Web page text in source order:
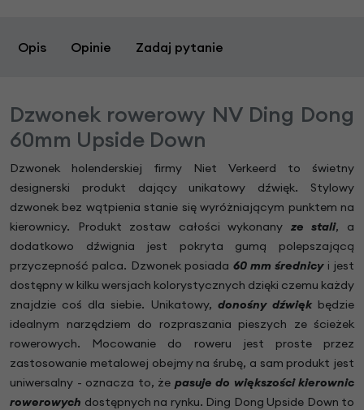
Opis Opinie Zadaj pytanie
Dzwonek rowerowy NV Ding Dong
60mm Upside Down
Dzwonek holenderskiej firmy Niet Verkeerd to świetny
designerski produkt dający unikatowy dźwięk. Stylowy
dzwonek bez wątpienia stanie się wyróżniającym punktem na
kierownicy. Produkt zostaw całości wykonany ze stali, a
dodatkowo dźwignia jest pokryta gumą polepszającą
przyczepność palca. Dzwonek posiada 60 mm średnicyi jest
dostępny w kilku wersjach kolorystycznych dzięki czemu każdy
znajdzie coś dla siebie. Unikatowy, donośny dźwiękbędzie
idealnym narzędziem do rozpraszania pieszych ze ścieżek
rowerowych. Mocowanie do roweru jest proste przez
zastosowanie metalowej obejmy na śrubę, a sam produkt jest
uniwersalny - oznacza to, że pasuje do większości kierownic
rowerowych dostępnych na rynku. Ding Dong Upside Down to